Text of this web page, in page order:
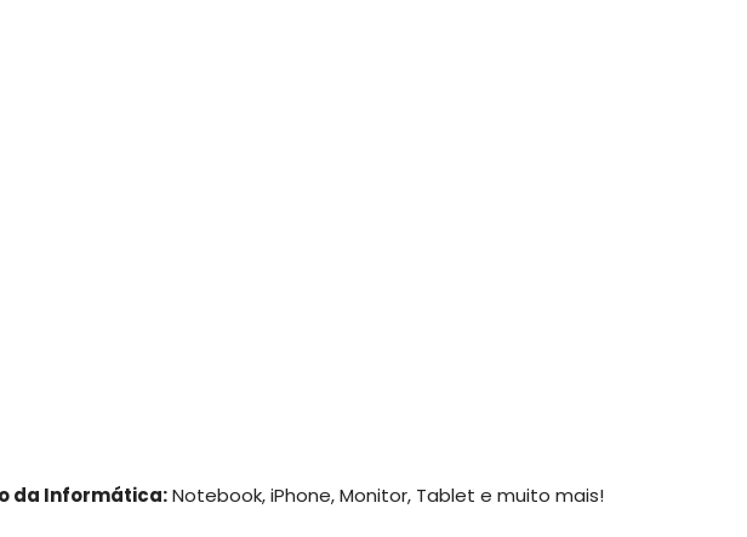
da Informática:Notebook, iPhone, Monitor, Tablet e muito mais!